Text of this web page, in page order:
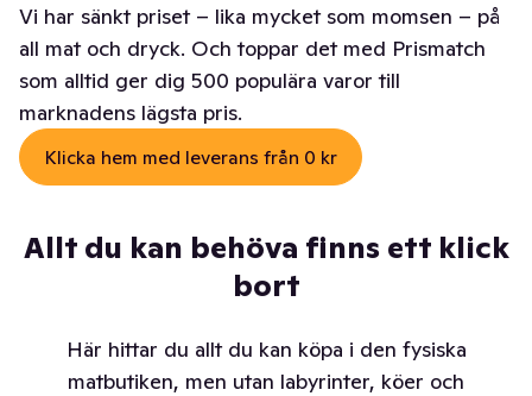
Vi har sänkt priset – lika mycket som momsen – på
all mat och dryck. Och toppar det med Prismatch
som alltid ger dig 500 populära varor till
marknadens lägsta pris.
Klicka hem med leverans från 0 kr
Allt du kan behöva finns ett klick
bort
Här hittar du allt du kan köpa i den fysiska
matbutiken, men utan labyrinter, köer och